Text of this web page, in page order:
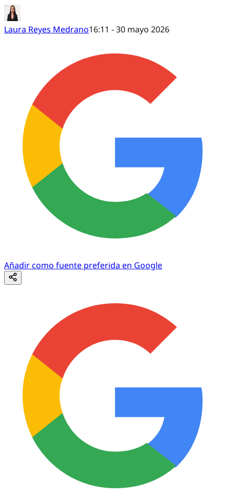
Laura Reyes Medrano16:11 - 30 mayo 2026
Añadir como fuente preferida en Google